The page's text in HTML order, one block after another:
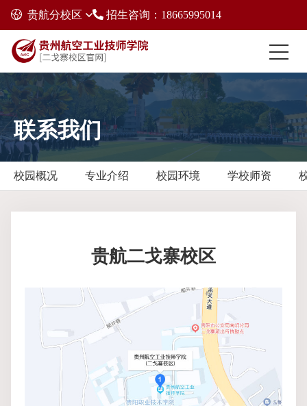
贵航分校区 招生咨询：18665995014
联系我们
校园概况 专业介绍 校园环境 学校师资
贵航二戈寨校区